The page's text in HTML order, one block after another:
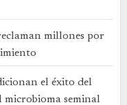
millones por
el éxito del
microbioma seminal